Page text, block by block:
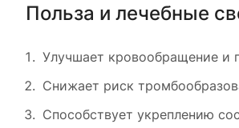
Польза и лечебные
Улучшает кровообращение и
Снижает риск
Способствует укреплению